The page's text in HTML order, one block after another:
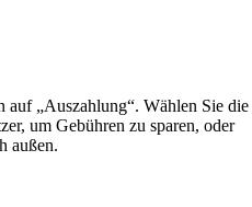
auf „Auszahlung“. Wählen Sie die
um Gebühren zu sparen, oder
außen.